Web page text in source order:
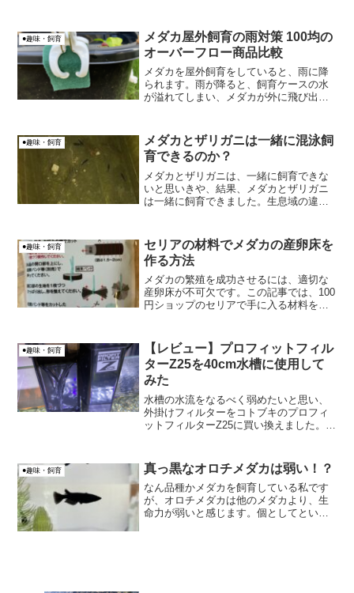
と検討したんです。結果、水流を弱める
ことができましたので、紹...
●趣味・飼育
メダカ屋外飼育の雨対策 100均の
オーバーフロー商品比較
メダカを屋外飼育をしていると、雨に降
られます。雨が降ると、飼育ケースの水
が溢れてしまい、メダカが外に飛び出て
を100均でする方法を紹介します。
●趣味・飼育
メダカとザリガニは一緒に混泳飼
育できるのか？
メダカとザリガニは、一緒に飼育できな
いと思いきや、結果、メダカとザリガニ
は一緒に飼育できました。生息域の違い
夫」とは言えませんので、自己責任でお
願いします。
●趣味・飼育
セリアの材料でメダカの産卵床を
作る方法
メダカの繁殖を成功させるには、適切な
産卵床が不可欠です。この記事では、100
円ショップのセリアで手に入る材料を使
の産卵床の作り方を紹介します。（網の
チュール生地）
●趣味・飼育
【レビュー】プロフィットフィル
ターZ25を40cm水槽に使用して
みた
水槽の水流をなるべく弱めたいと思い、
外掛けフィルターをコトブキのプロフィ
ットフィルターZ25に買い換えました。実
●趣味・飼育 真っ黒なオロチメダカは弱い！？
なん品種かメダカを飼育している私です
が、オロチメダカは他のメダカより、生
命力が弱いと感じます。個としてという